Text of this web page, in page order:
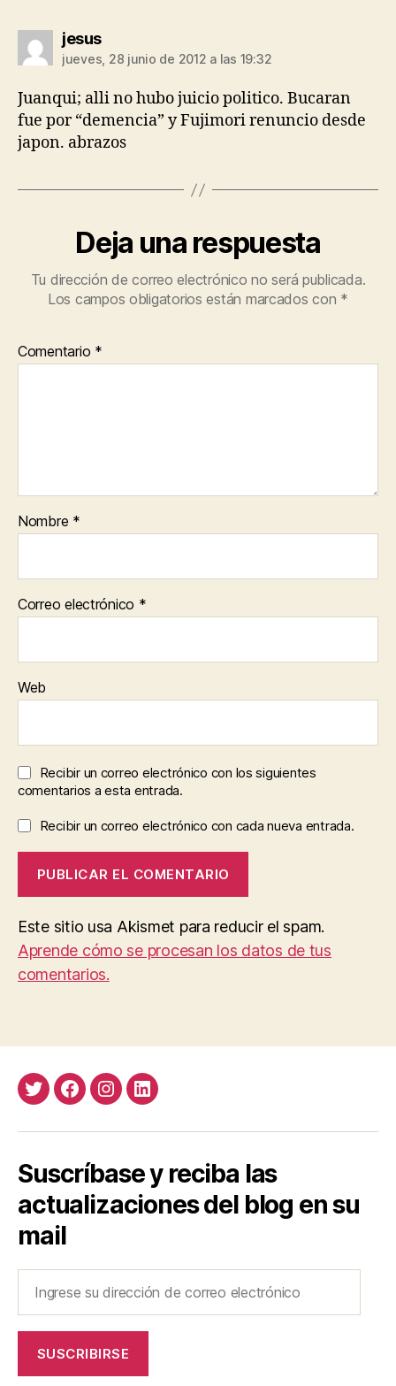
jesusdice:
jueves, 28 junio de 2012 a las 19:32
Juanqui; alli no hubo juicio politico. Bucaran
fue por “demencia” y Fujimori renuncio desde
japon. abrazos
Deja una respuesta
Tu dirección de correo electrónico no será publicada.
Los campos obligatorios están marcados con *
Comentario *
Nombre *
Correo electrónico *
Web
Recibir un correo electrónico con los siguientes
comentarios a esta entrada.
Recibir un correo electrónico con cada nueva entrada.
Este sitio usa Akismet para reducir el spam.
Aprende cómo se procesan los datos de tus
comentarios.
TwitterFacebook
InstagramLinkedIn
Suscríbase y reciba las
actualizaciones del blog en su
mail
correo
SUSCRIBIRSE